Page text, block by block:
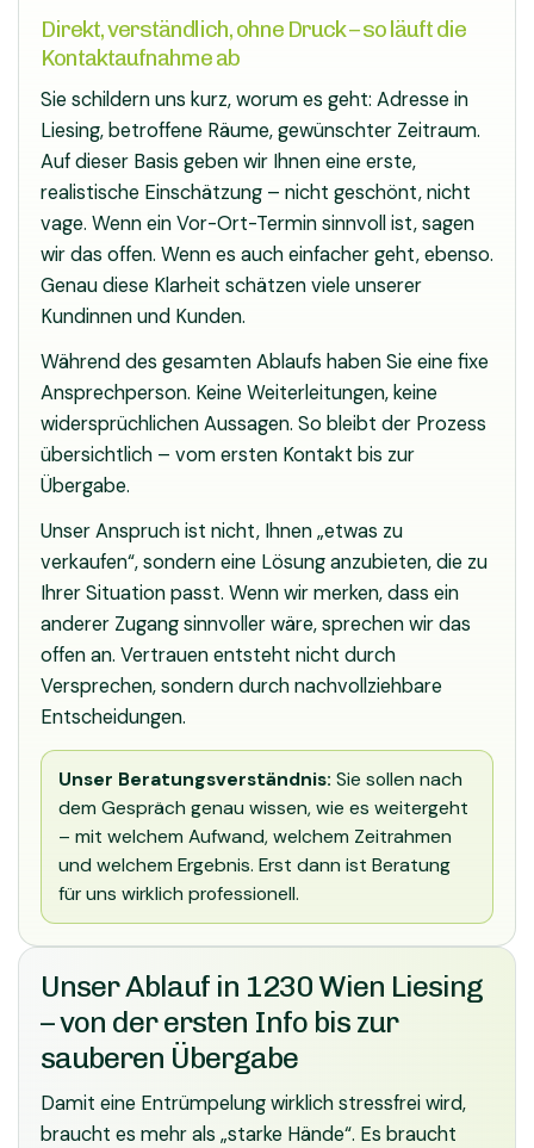
Direkt, verständlich, ohne Druck – so läuft die
Kontaktaufnahme ab
Sie schildern uns kurz, worum es geht: Adresse in
Liesing, betroffene Räume, gewünschter Zeitraum.
Auf dieser Basis geben wir Ihnen eine erste,
realistische Einschätzung – nicht geschönt, nicht
vage. Wenn ein Vor-Ort-Termin sinnvoll ist, sagen
wir das offen. Wenn es auch einfacher geht, ebenso.
Genau diese Klarheit schätzen viele unserer
Kundinnen und Kunden.
Während des gesamten Ablaufs haben Sie eine fixe
Ansprechperson. Keine Weiterleitungen, keine
widersprüchlichen Aussagen. So bleibt der Prozess
übersichtlich – vom ersten Kontakt bis zur
Übergabe.
Unser Anspruch ist nicht, Ihnen „etwas zu
verkaufen“, sondern eine Lösung anzubieten, die zu
Ihrer Situation passt. Wenn wir merken, dass ein
anderer Zugang sinnvoller wäre, sprechen wir das
offen an. Vertrauen entsteht nicht durch
Versprechen, sondern durch nachvollziehbare
Entscheidungen.
Unser Beratungsverständnis: Sie sollen nach
dem Gespräch genau wissen, wie es weitergeht
– mit welchem Aufwand, welchem Zeitrahmen
und welchem Ergebnis. Erst dann ist Beratung
für uns wirklich professionell.
Unser Ablauf in 1230 Wien Liesing
– von der ersten Info bis zur
sauberen Übergabe
Damit eine Entrümpelung wirklich stressfrei wird,
braucht es mehr als „starke Hände“. Es braucht